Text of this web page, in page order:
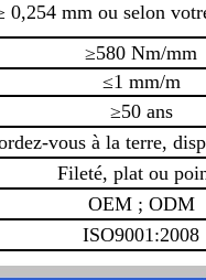
0,254 mm ou selon
≥580 Nm/mm
≤1 mm/m
≥50 ans
vous à la terre,
Fileté, plat ou
OEM ; ODM
ISO9001:2008